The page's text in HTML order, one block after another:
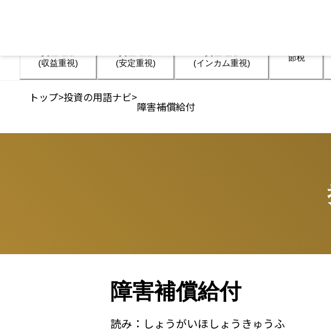
(収益重視)
(安定重視)
(インカム重視)
節税
トップ>投資の用語ナビ>
障害補償給付
障害補償給付
読み： しょうがいほしょうきゅうふ